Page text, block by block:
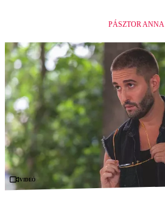
PÁSZTOR ANNA
Videó